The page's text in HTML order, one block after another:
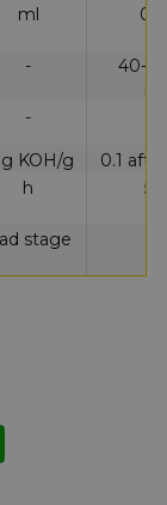
ml 0/
-
40-
-
KOH/g
0.1
h
stage